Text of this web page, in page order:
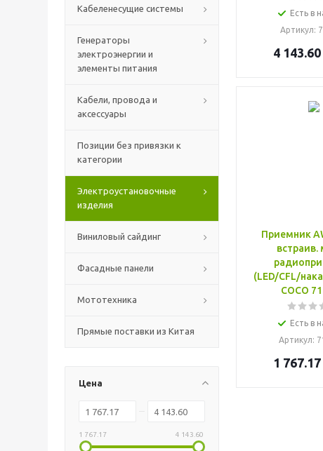
Кабеленесущие системы
Генераторы
электроэнергии и
элементы питания
Кабели, провода и
аксессуары
Позиции без привязки к
категории
Электроустановочные
изделия
Виниловый сайдинг
Фасадные панели
Мототехника
Прямые поставки из Китая
Цена
1 767.17 4 143.60
Есть в
Артикул:
4 143.60
Приемник
встраив.
(LED/CFL/
COCO
Есть в
Артикул:
1 767.17